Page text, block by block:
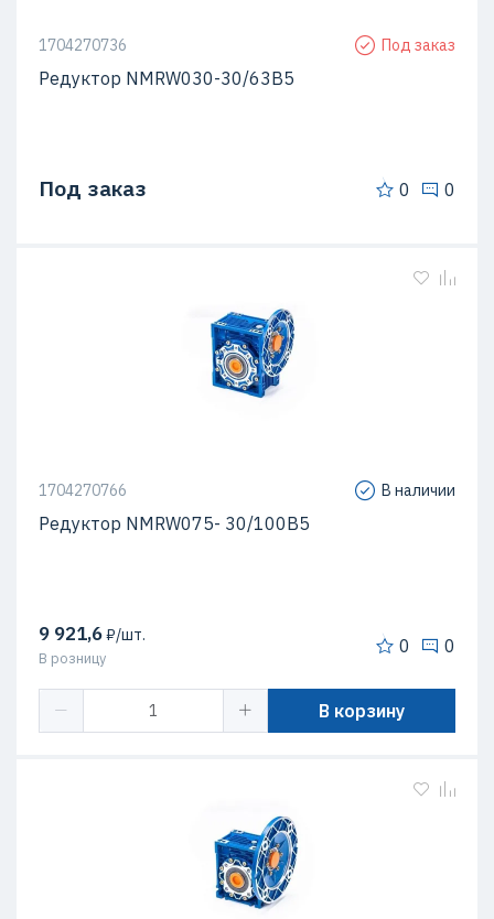
1704270736 Под заказ
Редуктор NMRW030-30/63B5
Под заказ 0 0
1704270766 В наличии
Редуктор NMRW075- 30/100B5
9 921,6₽/шт.
В розницу
0 0
В корзину